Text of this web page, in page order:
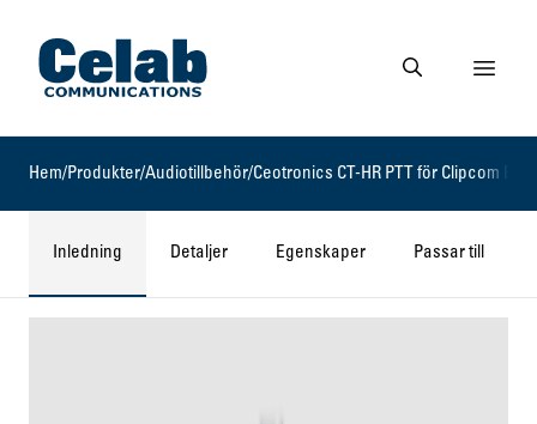
Gå till startsidan
Gå till söksidan
Visa
Hem/Produkter/Audiotillbehör/Ceotronics CT-HR PTT för Clipcom
Inledning Detaljer Egenskaper Passar till